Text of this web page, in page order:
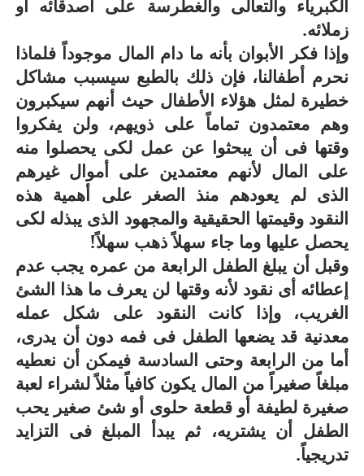
الكبرياء والتعالى والغطرسة على أصدقائه أو
زملائه.
وإذا فكر الأبوان بأنه ما دام المال موجوداً فلماذا
نحرم أطفالنا، فإن ذلك بالطبع سيسبب مشاكل
خطيرة لمثل هؤلاء الأطفال حيث أنهم سيكبرون
وهم معتمدون تماماً على ذويهم، ولن يفكروا
وقتها فى أن يبحثوا عن عمل لكى يحصلوا منه
على المال لأنهم معتمدين على أموال غيرهم
الذى لم يعودهم منذ الصغر على أهمية هذه
النقود وقيمتها الحقيقية والمجهود الذى يبذله لكى
يحصل عليها وما جاء سهلاً ذهب سهلاً!
وقبل أن يبلغ الطفل الرابعة من عمره يجب عدم
إعطائه أى نقود لأنه وقتها لن يعرف ما هذا الشئ
الغريب، وإذا كانت النقود على شكل عمله
معدنية قد يضعها الطفل فى فمه دون أن يدرى،
أما من الرابعة وحتى السادسة فيمكن أن نعطيه
مبلغاً صغيراً من المال يكون كافياً مثلاً لشراء لعبة
صغيرة لطيفة أو قطعة حلوى أو شئ صغير يحب
الطفل أن يشتريه، ثم يبدأ المبلغ فى التزايد
تدريجياً.